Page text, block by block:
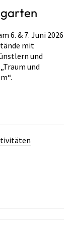
6. & 7. Juni 2026
mit
und
und